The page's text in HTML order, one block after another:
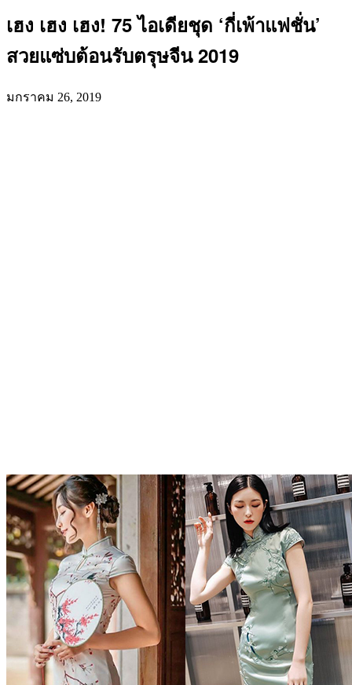
เฮง เฮง เฮง! 75 ไอเดียชุด ‘กี่เพ้าแฟชั่น’
สวยแซ่บต้อนรับตรุษจีน 2019
มกราคม 26, 2019